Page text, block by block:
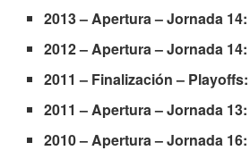
2013 – Apertura – Jornada 14:
2012 – Apertura – Jornada 14:
2011 – Finalización – Playoffs:
2011 – Apertura – Jornada 13:
2010 – Apertura – Jornada 16: